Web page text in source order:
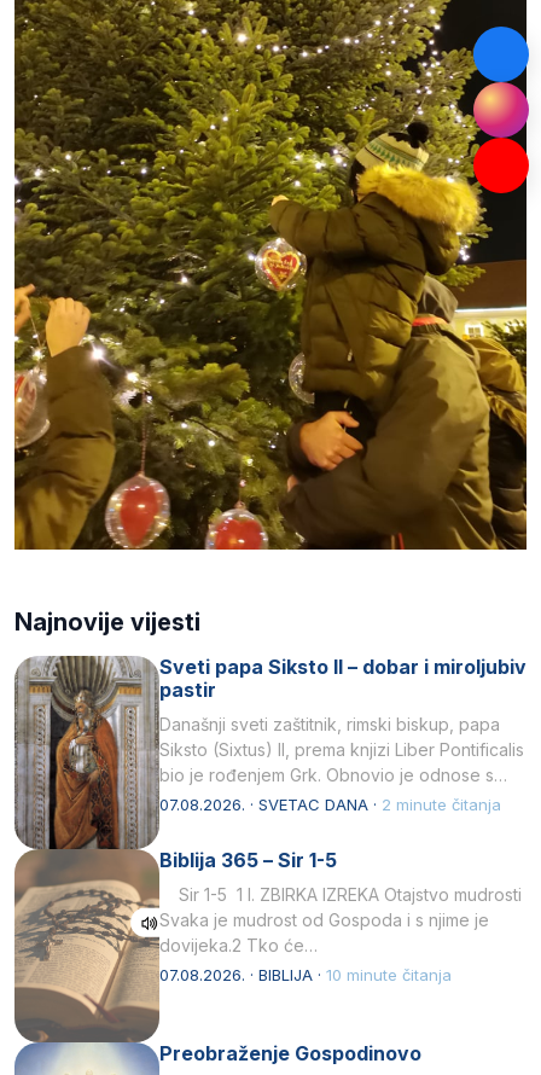
Najnovije vijesti
Sveti papa Siksto II – dobar i miroljubiv
pastir
Današnji sveti zaštitnik, rimski biskup, papa
Siksto (Sixtus) II, prema knjizi Liber Pontificalis
bio je rođenjem Grk. Obnovio je odnose s
afričkim…
07.08.2026. · SVETAC DANA · 2 minute čitanja
Biblija 365 – Sir 1-5
Sir 1-5 1 I. ZBIRKA IZREKA Otajstvo mudrosti
Svaka je mudrost od Gospoda i s njime je
dovijeka.2 Tko će…
07.08.2026. · BIBLIJA · 10 minute čitanja
Preobraženje Gospodinovo